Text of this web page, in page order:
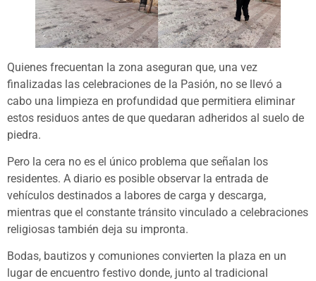
Quienes frecuentan la zona aseguran que, una vez
finalizadas las celebraciones de la Pasión, no se llevó a
cabo una limpieza en profundidad que permitiera eliminar
estos residuos antes de que quedaran adheridos al suelo de
piedra.
Pero la cera no es el único problema que señalan los
residentes. A diario es posible observar la entrada de
vehículos destinados a labores de carga y descarga,
mientras que el constante tránsito vinculado a celebraciones
religiosas también deja su impronta.
Bodas, bautizos y comuniones convierten la plaza en un
lugar de encuentro festivo donde, junto al tradicional